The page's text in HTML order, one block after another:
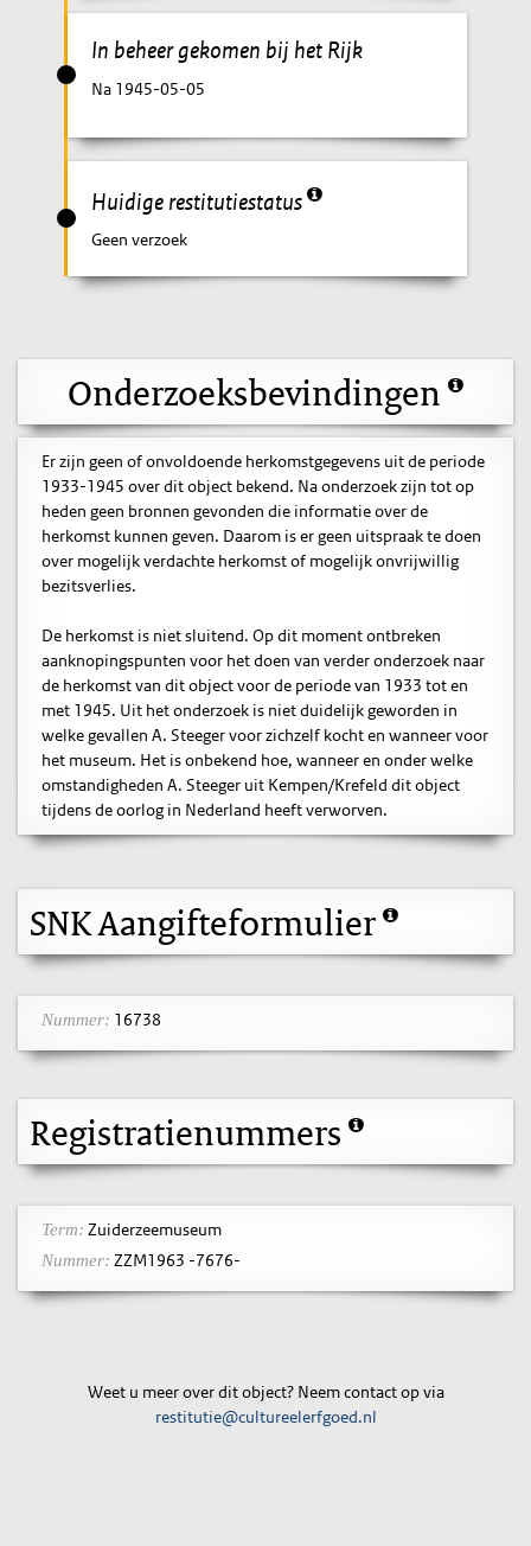
In beheer gekomen bij het Rijk
Na 1945-05-05
Huidige restitutiestatus
Geen verzoek
Onderzoeksbevindingen
Er zijn geen of onvoldoende herkomstgegevens uit de periode
1933-1945 over dit object bekend. Na onderzoek zijn tot op
heden geen bronnen gevonden die informatie over de
herkomst kunnen geven. Daarom is er geen uitspraak te doen
over mogelijk verdachte herkomst of mogelijk onvrijwillig
bezitsverlies.
De herkomst is niet sluitend. Op dit moment ontbreken
aanknopingspunten voor het doen van verder onderzoek naar
de herkomst van dit object voor de periode van 1933 tot en
met 1945. Uit het onderzoek is niet duidelijk geworden in
welke gevallen A. Steeger voor zichzelf kocht en wanneer voor
het museum. Het is onbekend hoe, wanneer en onder welke
omstandigheden A. Steeger uit Kempen/Krefeld dit object
tijdens de oorlog in Nederland heeft verworven.
SNK Aangifteformulier
Nummer: 16738
Registratienummers
Term: Zuiderzeemuseum
Nummer: ZZM1963 -7676-
Weet u meer over dit object? Neem contact op via
restitutie@cultureelerfgoed.nl